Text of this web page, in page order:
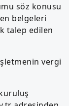
söz konusu
belgeleri
talep edilen
vergi